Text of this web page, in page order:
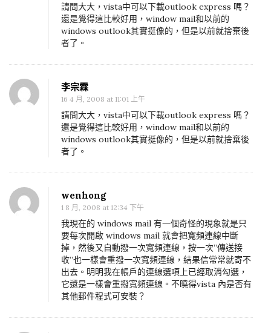
請問大大，vista中可以下載outlook express 嗎？
還是覺得這比較好用，window mail和以前的
windows outlook其實挺像的，但是以前就捨棄後
者了。
李宗霖
16 4 月, 2008 at 11:01 上午
請問大大，vista中可以下載outlook express 嗎？
還是覺得這比較好用，window mail和以前的
windows outlook其實挺像的，但是以前就捨棄後
者了。
wenhong
1 8 月, 2008 at 12:34 下午
我現在的 windows mail 有一個奇怪的現象就是只
要每次開啟 windows mail 就會把寬頻連線中斷
掉，然後又自動撥一次寬頻連線，按一次”傳送接
收”也一樣會重撥一次寬頻連線，結果信常常就寄不
出去。明明我在帳戶的連線選項上已經取消勾選，
它還是一樣會重撥寬頻連線。不曉得vista 內是否有
其他郵件程式可安裝？